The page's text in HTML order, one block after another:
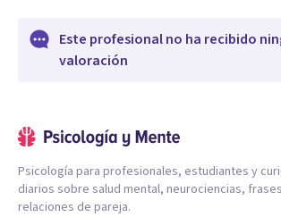
Este profesional no ha recibido
valoración
Psicología para profesionales, estudiantes y
diarios sobre salud mental, neurociencias,
relaciones de pareja.